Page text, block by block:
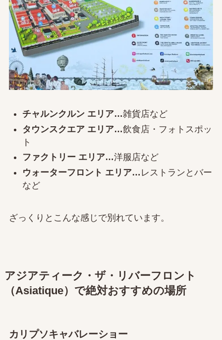
チャルンクルン エリア…雑貨店など
タウンスクエア エリア…飲食店・フォトスポッ
ト
ファクトリー エリア…洋服店など
ウォーターフロント エリア… レストランとバー
など
ざっくりとこんな感じで別れています。
アジアティーク・ザ・リバーフロント
（Asiatique）で絶対おすすめの場所
カリプソキャバレーショー